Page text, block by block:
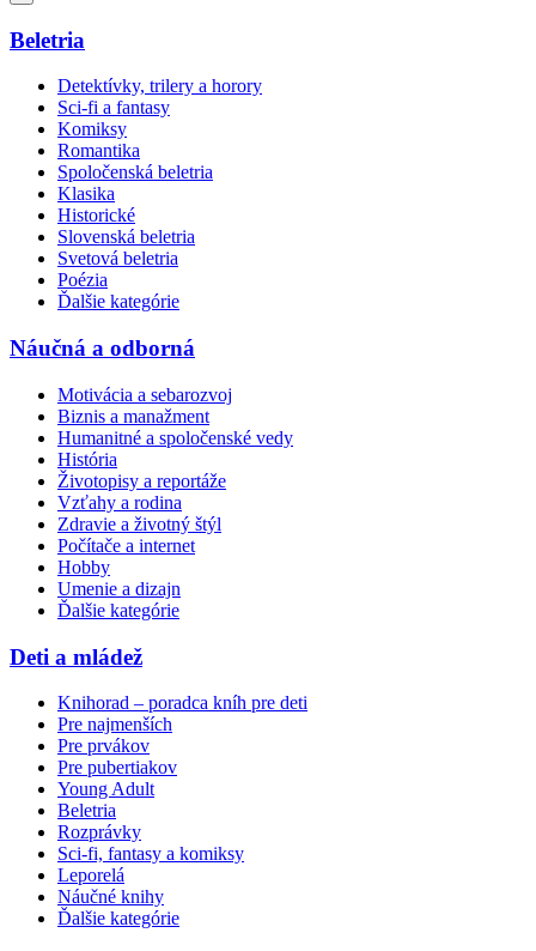
Beletria
Detektívky, trilery a horory
Sci-fi a fantasy
Komiksy
Romantika
Spoločenská beletria
Klasika
Historické
Slovenská beletria
Svetová beletria
Poézia
Ďalšie kategórie
Náučná a odborná
Motivácia a sebarozvoj
Biznis a manažment
Humanitné a spoločenské vedy
História
Životopisy a reportáže
Vzťahy a rodina
Zdravie a životný štýl
Počítače a internet
Hobby
Umenie a dizajn
Ďalšie kategórie
Deti a mládež
Knihorad – poradca kníh pre deti
Pre najmenších
Pre prvákov
Pre pubertiakov
Young Adult
Beletria
Rozprávky
Sci-fi, fantasy a komiksy
Leporelá
Náučné knihy
Ďalšie kategórie